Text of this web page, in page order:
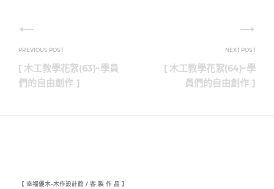
文
章
導
[ 木工教學花絮(63)~學員
們的自由創作 ]
[ 木工教學花絮(64)~學
員們的自由創作 ]
【 幸福優木-木作設計館 / 客 製 作 品 】